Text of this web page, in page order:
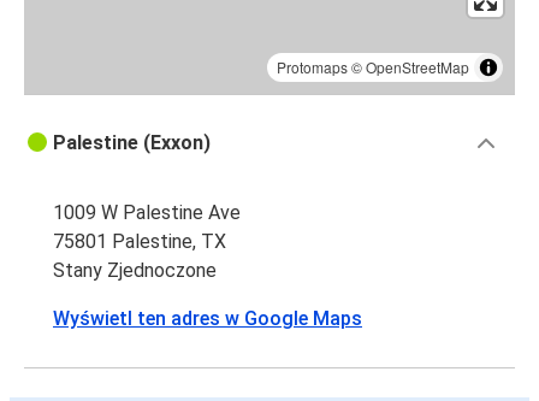
Protomaps©OpenStreetMap
Palestine (Exxon)
1009 W Palestine Ave
75801 Palestine, TX
Stany Zjednoczone
Wyświetl ten adres w Google Maps